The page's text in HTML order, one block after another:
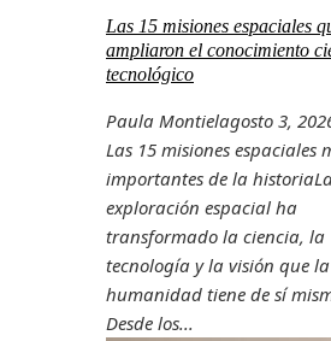
Las 15 misiones espaciales
ampliaron el conocimiento
tecnológico
Paula Montielagosto 3,
Las 15 misiones espaciales
importantes de la
exploración espacial ha
transformado la ciencia, la
tecnología y la visión que la
humanidad tiene de sí
Desde los...